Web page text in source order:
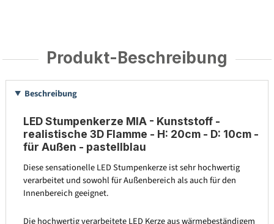
Produkt-Beschreibung
Beschreibung
LED Stumpenkerze MIA - Kunststoff -
realistische 3D Flamme - H: 20cm - D: 10cm -
für Außen - pastellblau
Diese sensationelle LED Stumpenkerze ist sehr hochwertig
verarbeitet und sowohl für Außenbereich als auch für den
Innenbereich geeignet.
Die hochwertig verarbeitete LED Kerze aus wärmebeständigem